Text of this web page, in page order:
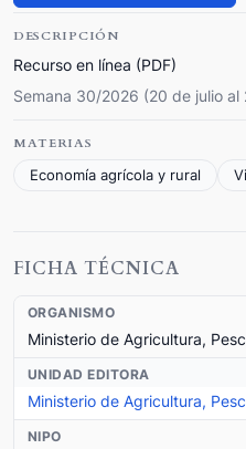
DESCRIPCIÓN
Recurso en línea (PDF)
Semana 30/2026 (20 de julio al
MATERIAS
Economía agrícola y rural
FICHA TÉCNICA
ORGANISMO
Ministerio de Agricultura,
UNIDAD EDITORA
Ministerio de Agricultura,
NIPO